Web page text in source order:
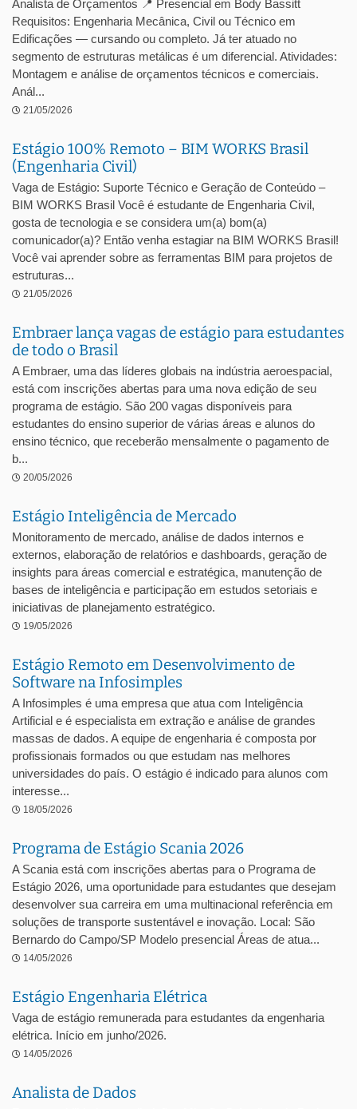
Analista de Orçamentos 📍 Presencial em Body Bassitt
Requisitos: Engenharia Mecânica, Civil ou Técnico em
Edificações — cursando ou completo. Já ter atuado no
segmento de estruturas metálicas é um diferencial. Atividades:
Montagem e análise de orçamentos técnicos e comerciais.
Anál...
21/05/2026
Estágio 100% Remoto – BIM WORKS Brasil
(Engenharia Civil)
Vaga de Estágio: Suporte Técnico e Geração de Conteúdo –
BIM WORKS Brasil Você é estudante de Engenharia Civil,
gosta de tecnologia e se considera um(a) bom(a)
comunicador(a)? Então venha estagiar na BIM WORKS Brasil!
Você vai aprender sobre as ferramentas BIM para projetos de
estruturas...
21/05/2026
Embraer lança vagas de estágio para estudantes
de todo o Brasil
A Embraer, uma das líderes globais na indústria aeroespacial,
está com inscrições abertas para uma nova edição de seu
programa de estágio. São 200 vagas disponíveis para
estudantes do ensino superior de várias áreas e alunos do
ensino técnico, que receberão mensalmente o pagamento de
b...
20/05/2026
Estágio Inteligência de Mercado
Monitoramento de mercado, análise de dados internos e
externos, elaboração de relatórios e dashboards, geração de
insights para áreas comercial e estratégica, manutenção de
bases de inteligência e participação em estudos setoriais e
iniciativas de planejamento estratégico.
19/05/2026
Estágio Remoto em Desenvolvimento de
Software na Infosimples
A Infosimples é uma empresa que atua com Inteligência
Artificial e é especialista em extração e análise de grandes
massas de dados. A equipe de engenharia é composta por
profissionais formados ou que estudam nas melhores
universidades do país. O estágio é indicado para alunos com
interesse...
18/05/2026
Programa de Estágio Scania 2026
A Scania está com inscrições abertas para o Programa de
Estágio 2026, uma oportunidade para estudantes que desejam
desenvolver sua carreira em uma multinacional referência em
soluções de transporte sustentável e inovação. Local: São
Bernardo do Campo/SP Modelo presencial Áreas de atua...
14/05/2026
Estágio Engenharia Elétrica
Vaga de estágio remunerada para estudantes da engenharia
elétrica. Início em junho/2026.
14/05/2026
Analista de Dados